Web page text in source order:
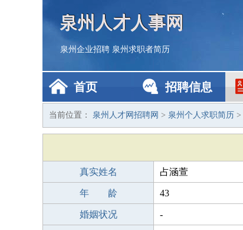
泉州人才人事网
泉州企业招聘 泉州求职者简历
首页 招聘信息
当前位置： 泉州人才网招聘网 > 泉州个人求职简历 >
真实姓名 占涵萱
年 龄 43
婚姻状况 -